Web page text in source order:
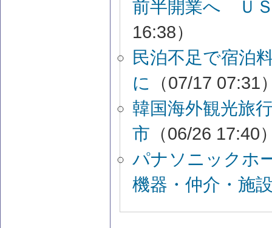
前半開業へ Ｕ
16:38）
民泊不足で宿泊
に
（07/17 07:31
韓国海外観光旅
市 （06/26 17:40
パナソニック
機器・仲介・施